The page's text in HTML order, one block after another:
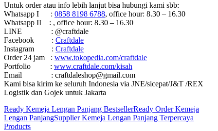
Untuk order atau info lebih lanjut bisa hubungi kami sbb:
Whatsapp I : 0858 8198 6788, office hour: 8.30 – 16.30
Whatsapp II : , office hour: 8.30 – 16.30
LINE : @craftdale
Facebook : Craftdale
Instagram : Craftdale
Order 24 jam : www.tokopedia.com/craftdale
Portfolio : www.craftdale.com/kisah
Email : craftdaleshop@gmail.com
Kami bisa kirim ke seluruh Indonesia via JNE/sicepat/J&T /REX
Logistik dan Gojek untuk Jakarta
Ready Kemeja Lengan Panjang BestsellerReady Order Kemeja
Lengan PanjangSupplier Kemeja Lengan Panjang Terpercaya
Products